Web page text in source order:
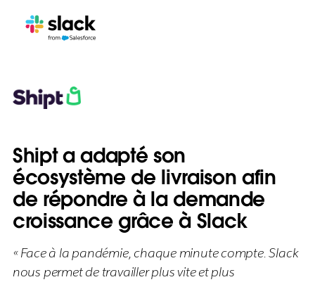
Shipt a adapté son
écosystème de livraison afin
de répondre à la demande
croissance grâce à Slack
« Face à la pandémie, chaque minute compte. Slack
nous permet de travailler plus vite et plus